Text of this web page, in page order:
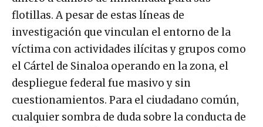
flotillas. A pesar de estas líneas de
investigación que vinculan el entorno de la
víctima con actividades ilícitas y grupos como
el Cártel de Sinaloa operando en la zona, el
despliegue federal fue masivo y sin
cuestionamientos. Para el ciudadano común,
cualquier sombra de duda sobre la conducta de